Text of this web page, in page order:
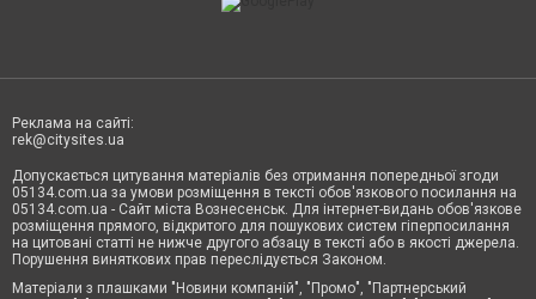
Реклама на сайті:
rek@citysites.ua
Допускається цитування матеріалів без отримання попередньої згоди
05134.com.ua за умови розміщення в тексті обов'язкового посилання на
05134.com.ua - Сайт міста Вознесенськ. Для інтернет-видань обов'язкове
розміщення прямого, відкритого для пошукових систем гіперпосилання
на цитовані статті не нижче другого абзацу в тексті або в якості джерела.
Порушення виняткових прав переслідується Законом.
Матеріали з плашками "Новини компаній", "Промо", "Партнерський